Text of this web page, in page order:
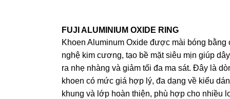
FUJI ALUMINIUM OXIDE RING
Khoen Aluminum Oxide được mài bóng bằng
nghệ kim cương, tạo bề mặt siêu mịn giúp
ra nhẹ nhàng và giảm tối đa ma sát. Đây là
khoen có mức giá hợp lý, đa dạng về kiểu
khung và lớp hoàn thiện, phù hợp cho nhiều